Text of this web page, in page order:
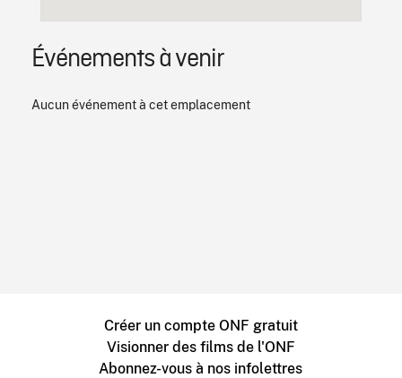
Événements à venir
Aucun événement à cet emplacement
Créer un compte ONF gratuit
Visionner des films de l'ONF
Abonnez-vous à nos infolettres